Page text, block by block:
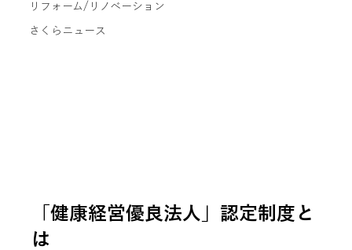
リフォーム/リノベーション
さくらニュース
「健康経営優良法人」認定制度と
は